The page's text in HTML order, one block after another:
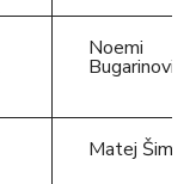
Noemi
Bugarinović
Matej Šimić